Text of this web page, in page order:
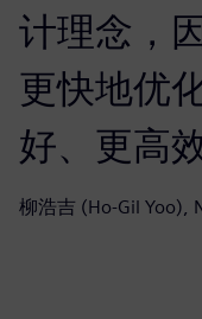
计理念，
更快地优
好、更高
柳浩吉 (Ho-Gil Yoo),